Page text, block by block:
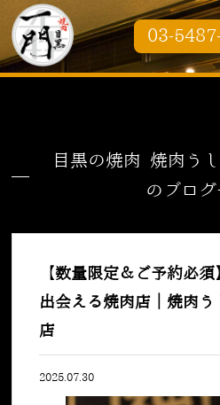
03-
目黒の焼肉 焼肉う
のブロ
【数量限定＆ご予約必
出会える焼肉店｜焼肉
店
2025.07.30